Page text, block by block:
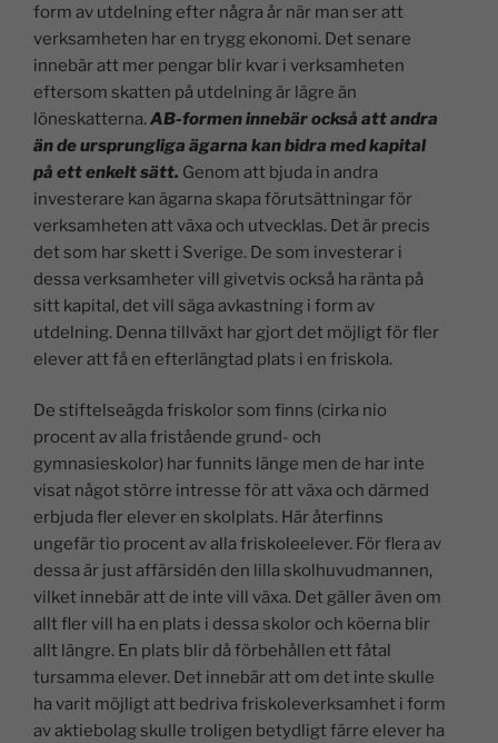
form av utdelning efter några år när man ser att
verksamheten har en trygg ekonomi. Det senare
innebär att mer pengar blir kvar i verksamheten
eftersom skatten på utdelning är lägre än
löneskatterna.AB-formen innebär också att andra
än de ursprungliga ägarna kan bidra med kapital
på ett enkelt sätt. Genom att bjuda in andra
investerare kan ägarna skapa förutsättningar för
verksamheten att växa och utvecklas. Det är precis
det som har skett i Sverige. De som investerar i
dessa verksamheter vill givetvis också ha ränta på
sitt kapital, det vill säga avkastning i form av
utdelning. Denna tillväxt har gjort det möjligt för fler
elever att få en efterlängtad plats i en friskola.
De stiftelseägda friskolor som finns (cirka nio
procent av alla fristående grund- och
gymnasieskolor) har funnits länge men de har inte
visat något större intresse för att växa och därmed
erbjuda fler elever en skolplats. Här återfinns
ungefär tio procent av alla friskoleelever. För flera av
dessa är just affärsidén den lilla skolhuvudmannen,
vilket innebär att de inte vill växa. Det gäller även om
allt fler vill ha en plats i dessa skolor och köerna blir
allt längre. En plats blir då förbehållen ett fåtal
tursamma elever. Det innebär att om det inte skulle
ha varit möjligt att bedriva friskoleverksamhet i form
av aktiebolag skulle troligen betydligt färre elever ha